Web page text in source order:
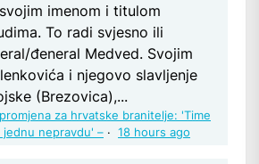
imenom i titulom
To radi svjesno ili
đeneral Medved. Svojim
i njegovo slavljenje
(Brezovica),...
za hrvatske branitelje: 'Time
nepravdu' – · 18 hours ago